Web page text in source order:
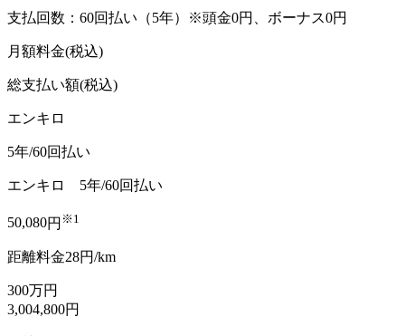
支払回数：60回払い（5年） ※頭金0円、ボーナス0円
月額料金(税込)
総支払い額(税込)
エンキロ
5年/60回払い
エンキロ 5年/60回払い
50,080円 ※1
距離料金28円/km
300万円
3,004,800円